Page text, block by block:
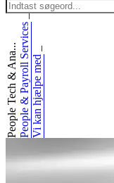
Vi kan hjælpe med
_
People & Payroll Services
_
People Tech & Ana...